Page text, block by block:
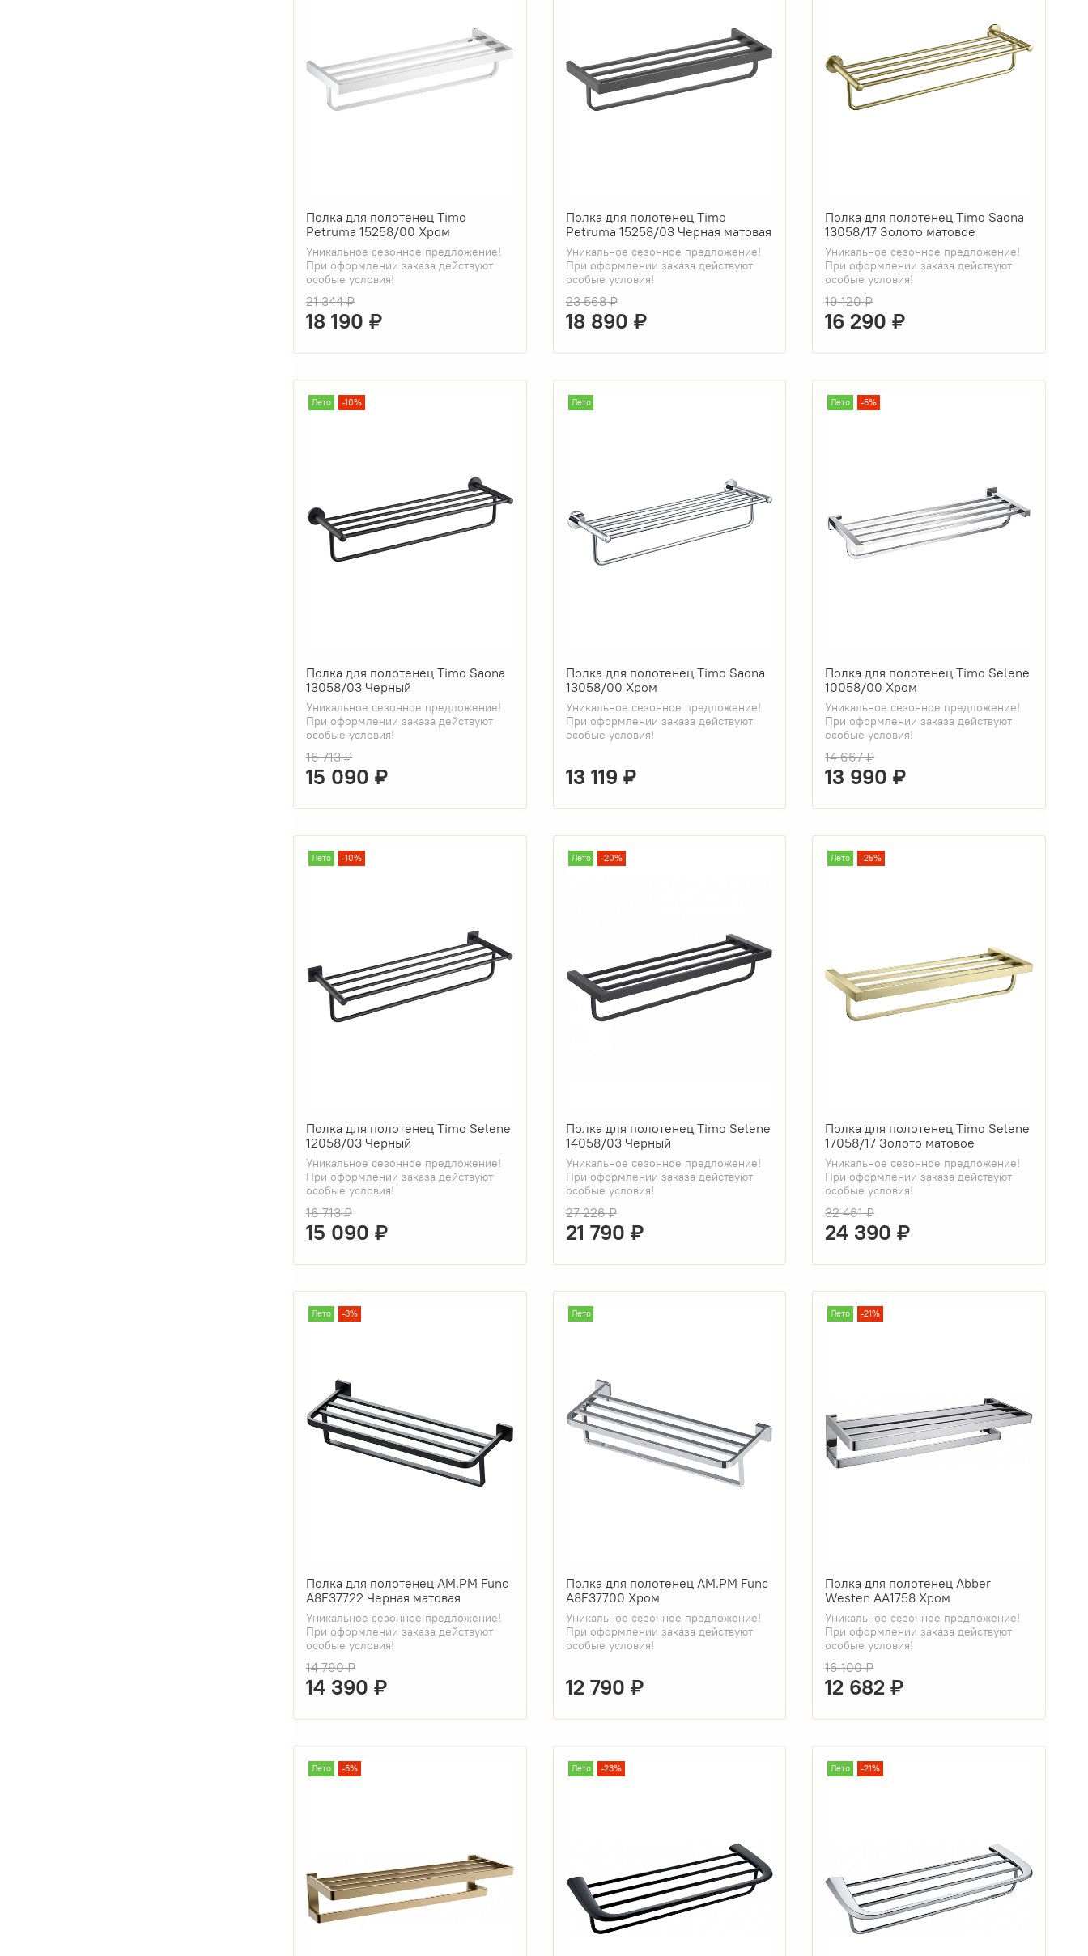
Полка для полотенец Timo
Petruma 15258/00 Хром
Уникальное сезонное предложение!
При оформлении заказа действуют
особые условия!
21 344 ₽
18 190 ₽
Полка для полотенец Timo
Petruma 15258/03 Черная матовая
Уникальное сезонное предложение!
При оформлении заказа действуют
особые условия!
23 568 ₽
18 890 ₽
Полка для полотенец Timo Saona
13058/17 Золото матовое
Уникальное сезонное предложение!
При оформлении заказа действуют
особые условия!
19 120 ₽
16 290 ₽
Лето -10%
Полка для полотенец Timo Saona
13058/03 Черный
Уникальное сезонное предложение!
При оформлении заказа действуют
особые условия!
16 713 ₽
15 090 ₽
Лето
Полка для полотенец Timo Saona
13058/00 Хром
Уникальное сезонное предложение!
При оформлении заказа действуют
особые условия!
13 119 ₽
Лето -5%
Полка для полотенец Timo Selene
10058/00 Хром
Уникальное сезонное предложение!
При оформлении заказа действуют
особые условия!
14 667 ₽
13 990 ₽
Лето -10%
Полка для полотенец Timo Selene
12058/03 Черный
Уникальное сезонное предложение!
При оформлении заказа действуют
особые условия!
16 713 ₽
15 090 ₽
Лето -20%
Полка для полотенец Timo Selene
14058/03 Черный
Уникальное сезонное предложение!
При оформлении заказа действуют
особые условия!
27 226 ₽
21 790 ₽
Лето -25%
Полка для полотенец Timo Selene
17058/17 Золото матовое
Уникальное сезонное предложение!
При оформлении заказа действуют
особые условия!
32 461 ₽
24 390 ₽
Лето -3%
Полка для полотенец AM.PM Func
A8F37722 Черная матовая
Уникальное сезонное предложение!
При оформлении заказа действуют
особые условия!
14 790 ₽
14 390 ₽
Лето
Полка для полотенец AM.PM Func
A8F37700 Хром
Уникальное сезонное предложение!
При оформлении заказа действуют
особые условия!
12 790 ₽
Лето -21%
Полка для полотенец Abber
Westen AA1758 Хром
Уникальное сезонное предложение!
При оформлении заказа действуют
особые условия!
16 100 ₽
12 682 ₽
Лето -5% Лето -23% Лето -21%